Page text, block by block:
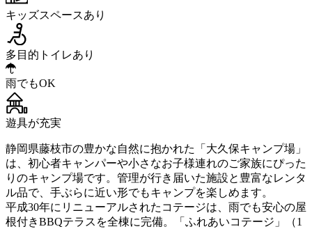
キッズスペースあり
多目的トイレあり
雨でもOK
遊具が充実
静岡県藤枝市の豊かな自然に抱かれた「大久保キャンプ場」
は、初心者キャンパーや小さなお子様連れのご家族にぴった
りのキャンプ場です。管理が行き届いた施設と豊富なレンタ
ル品で、手ぶらに近い形でもキャンプを楽しめます。
平成30年にリニューアルされたコテージは、雨でも安心の屋
根付きBBQテラスを全棟に完備。「ふれあいコテージ」（1